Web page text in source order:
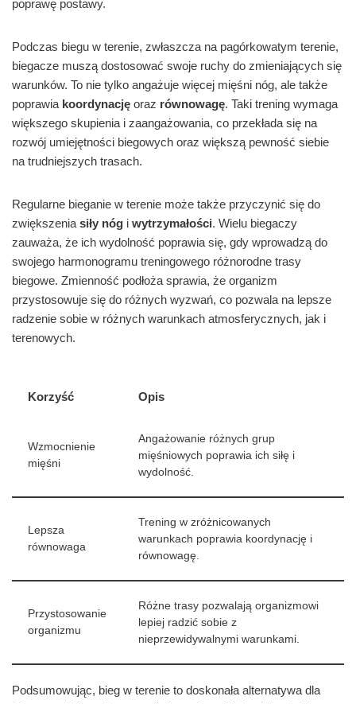
poprawę postawy.
Podczas biegu w terenie, zwłaszcza na pagórkowatym terenie,
biegacze muszą dostosować swoje ruchy do zmieniających się
warunków. To nie tylko angażuje więcej mięśni nóg, ale także
poprawia koordynację oraz równowagę. Taki trening wymaga
większego skupienia i zaangażowania, co przekłada się na
rozwój umiejętności biegowych oraz większą pewność siebie
na trudniejszych trasach.
Regularne bieganie w terenie może także przyczynić się do
zwiększeniasiły nóg i wytrzymałości. Wielu biegaczy
zauważa, że ich wydolność poprawia się, gdy wprowadzą do
swojego harmonogramu treningowego różnorodne trasy
biegowe. Zmienność podłoża sprawia, że organizm
przystosowuje się do różnych wyzwań, co pozwala na lepsze
radzenie sobie w różnych warunkach atmosferycznych, jak i
terenowych.
Korzyść Opis
Wzmocnienie
mięśni
Angażowanie różnych grup
mięśniowych poprawia ich siłę i
wydolność.
Lepsza
równowaga
Trening w zróżnicowanych
warunkach poprawia koordynację i
równowagę.
Przystosowanie
organizmu
Różne trasy pozwalają organizmowi
lepiej radzić sobie z
nieprzewidywalnymi warunkami.
Podsumowując, bieg w terenie to doskonała alternatywa dla